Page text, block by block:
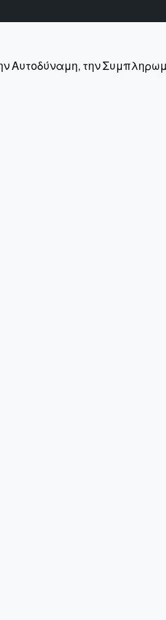
Αυτοδύναμη, την